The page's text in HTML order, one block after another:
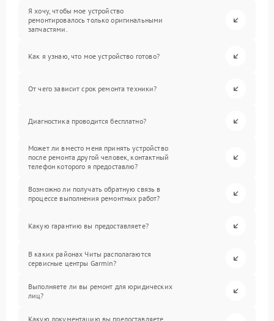
Я хочу, чтобы мое устройство
ремонтировалось только оригинальными
запчастями.
Как я узнаю, что мое устройство готово?
От чего зависит срок ремонта техники?
Диагностика проводится бесплатно?
Может ли вместо меня принять устройство
после ремонта другой человек, контактный
телефон которого я предоставлю?
Возможно ли получать обратную связь в
процессе выполнения ремонтных работ?
Какую гарантию вы предоставляете?
В каких районах Читы располагаются
сервисные центры Garmin?
Выполняете ли вы ремонт для юридических
лиц?
Какую документацию вы предоставляете